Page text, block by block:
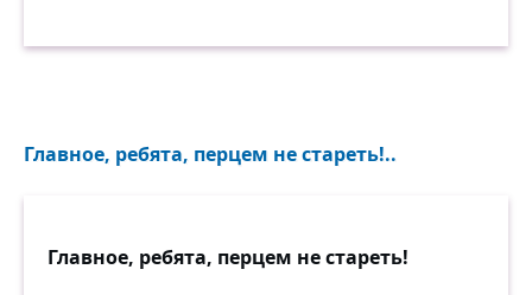
Главное, ребята, перцем не стареть!..
Главное, ребята, перцем не стареть!